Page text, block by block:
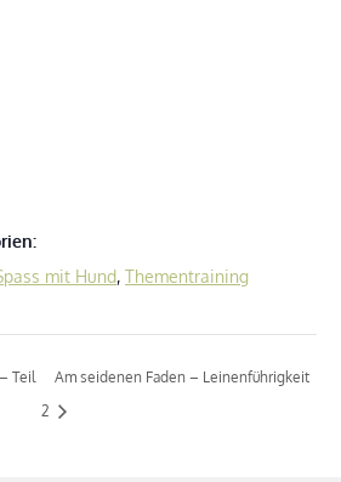
mit Hund, Thementraining
Teil
Am seidenen Faden – Leinenführigkeit
2